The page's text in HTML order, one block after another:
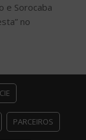
e Sorocaba
no
PARCEIROS